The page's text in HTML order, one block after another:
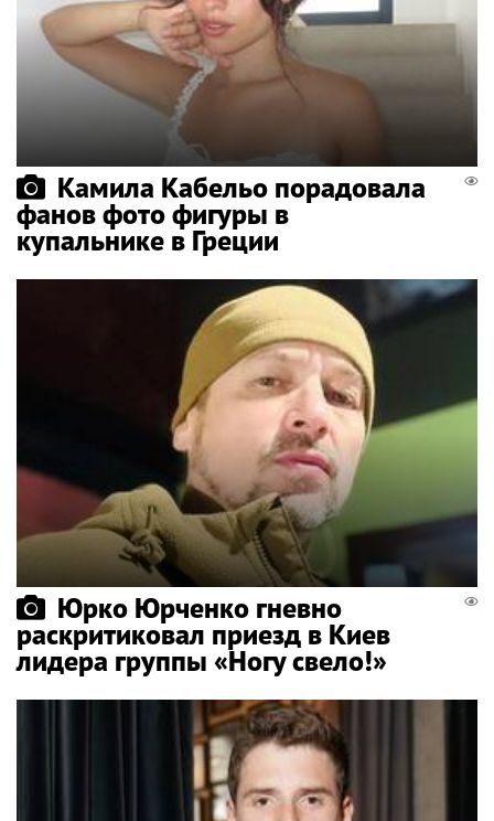
Камила Кабельо порадовала
фанов фото фигуры в
купальнике в Греции
Юрко Юрченко гневно
раскритиковал приезд в Киев
лидера группы «Ногу свело!»